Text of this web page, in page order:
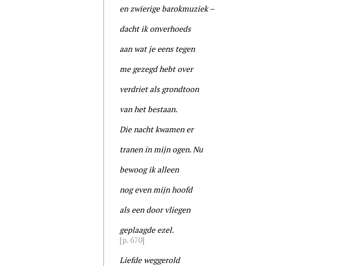
en zwierige barokmuziek –
dacht ik onverhoeds
aan wat je eens tegen
me gezegd hebt over
verdriet als grondtoon
van het bestaan.
Die nacht kwamen er
tranen in mijn ogen. Nu
bewoog ik alleen
nog even mijn hoofd
als een door vliegen
geplaagde ezel.
[p. 670]
Liefde weggerold